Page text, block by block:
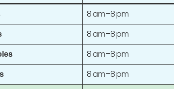
8 am–8 pm
8 am–8 pm
8 am–8 pm
8 am–8 pm